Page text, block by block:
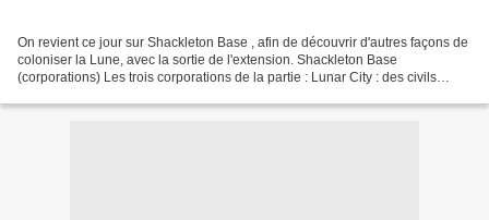
On revient ce jour sur Shackleton Base , afin de découvrir d'autres façons de
coloniser la Lune, avec la sortie de l'extension. Shackleton Base
(corporations) Les trois corporations de la partie : Lunar City : des civils